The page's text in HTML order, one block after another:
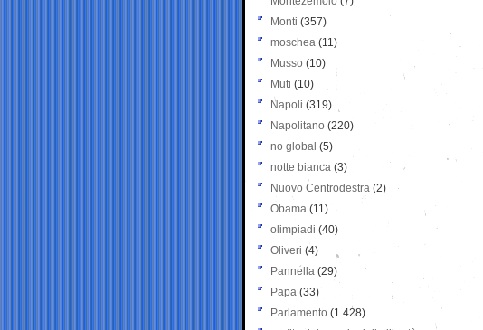
Monti (357)
moschea (11)
Musso (10)
Muti (10)
Napoli (319)
Napolitano (220)
no global (5)
notte bianca (3)
Nuovo Centrodestra (2)
Obama (11)
olimpiadi (40)
Oliveri (4)
Pannella (29)
Papa (33)
Parlamento (1.428)